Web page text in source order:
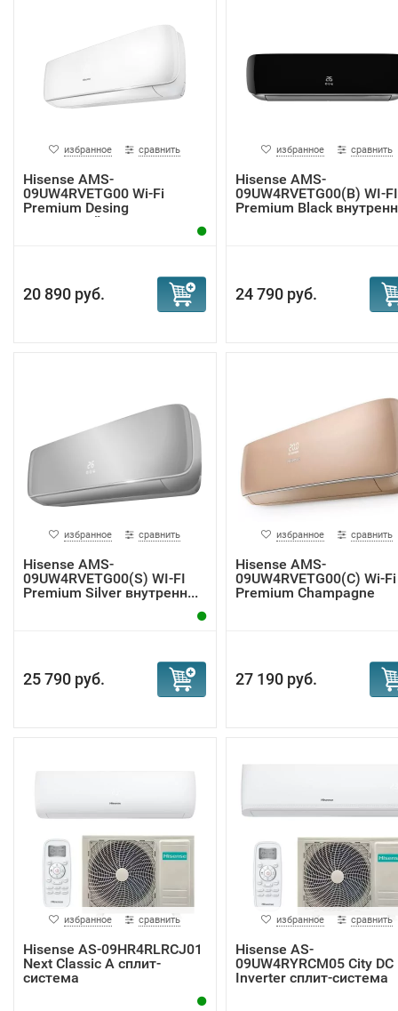
избранное сравнить
Hisense AMS-
09UW4RVETG00 Wi-Fi
Premium Desing
внутренний ...
20 890 руб.
избранное сравнить
Hisense AMS-
09UW4RVETG00(B) WI-FI
Premium Black
24 790 руб.
избранное сравнить
Hisense AMS-
09UW4RVETG00(S) WI-FI
Premium Silver внутренн...
25 790 руб.
избранное сравнить
Hisense AMS-
09UW4RVETG00(С) Wi-Fi
Premium Champagne
27 190 руб.
избранное сравнить
Hisense AS-09HR4RLRCJ01
Next Classic A сплит-
система
избранное сравнить
Hisense AS-
09UW4RYRCM05 City DC
Inverter сплит-система